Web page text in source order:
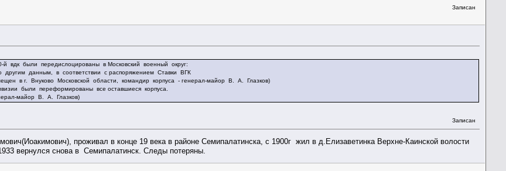
Записан
вдк были передислоцированы в Московский военный округ:
другим данным, в соответствии с распоряжением Ставки ВГК
в г. Внуково Московской области, командир корпуса - генерал-майор В. А. Глазков)
были переформированы все оставшиеся корпуса.
майор В. А. Глазков)
Записан
проживал в конце 19 века в районе Семипалатинска, с 1900г жил в д.Елизаветинка Верхне-Каинской волости
вернулся снова в Семипалатинск. Следы потеряны.